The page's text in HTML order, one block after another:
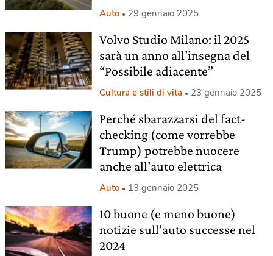
Auto 29 gennaio 2025
Volvo Studio Milano: il 2025
sarà un anno all’insegna del
“Possibile adiacente”
Cultura e stili di vita 23 gennaio 2025
Perché sbarazzarsi del fact-
checking (come vorrebbe
Trump) potrebbe nuocere
anche all’auto elettrica
Auto 13 gennaio 2025
10 buone (e meno buone)
notizie sull’auto successe nel
2024